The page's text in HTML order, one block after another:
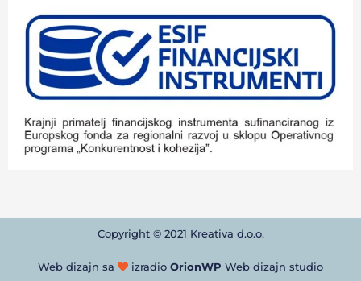
Copyright © 2021 Kreativa d.o.o.
Web dizajn sa izradio OrionWP Web dizajn studio